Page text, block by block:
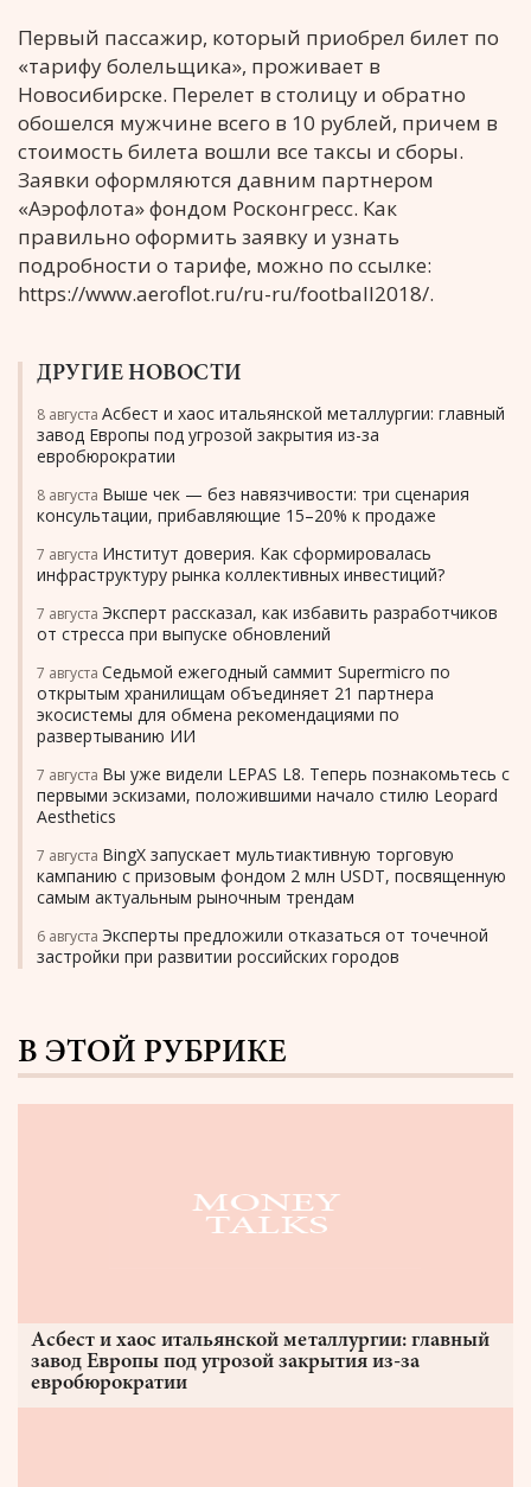
Первый пассажир, который приобрел билет по
«тарифу болельщика», проживает в
Новосибирске. Перелет в столицу и обратно
обошелся мужчине всего в 10 рублей, причем в
стоимость билета вошли все таксы и сборы.
Заявки оформляются давним партнером
«Аэрофлота» фондом Росконгресс. Как
правильно оформить заявку и узнать
подробности о тарифе, можно по ссылке:
https://www.aeroflot.ru/ru-ru/football2018/.
ДРУГИЕ НОВОСТИ
8 августа Асбест и хаос итальянской металлургии: главный
завод Европы под угрозой закрытия из-за
евробюрократии
8 августа Выше чек — без навязчивости: три сценария
консультации, прибавляющие 15–20% к продаже
7 августа Институт доверия. Как сформировалась
инфраструктуру рынка коллективных инвестиций?
7 августа Эксперт рассказал, как избавить разработчиков
от стресса при выпуске обновлений
7 августа Седьмой ежегодный саммит Supermicro по
открытым хранилищам объединяет 21 партнера
экосистемы для обмена рекомендациями по
развертыванию ИИ
7 августа Вы уже видели LEPAS L8. Теперь познакомьтесь с
первыми эскизами, положившими начало стилю Leopard
Aesthetics
7 августа BingX запускает мультиактивную торговую
кампанию с призовым фондом 2 млн USDT, посвященную
самым актуальным рыночным трендам
6 августа Эксперты предложили отказаться от точечной
застройки при развитии российских городов
В ЭТОЙ РУБРИКЕ
Асбест и хаос итальянской металлургии: главный
завод Европы под угрозой закрытия из-за
евробюрократии